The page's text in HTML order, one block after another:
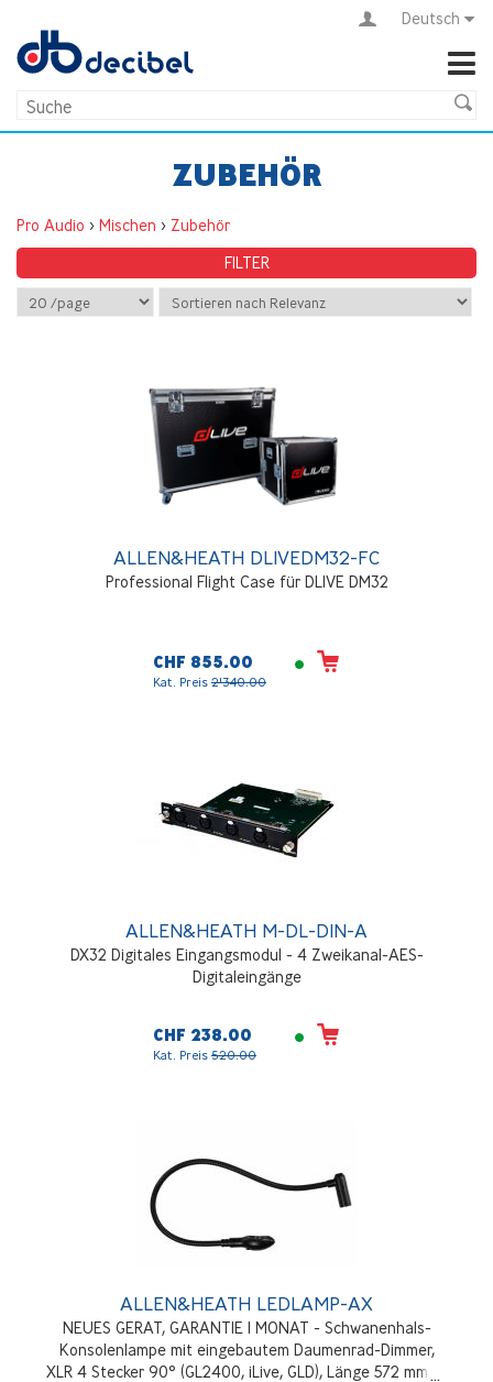
Deutsch
ZUBEHÖR
Pro Audio > Mischen > Zubehör
FILTER
ALLEN&HEATH DLIVEDM32-FC
Professional Flight Case für DLIVE DM32
CHF 855.00
Kat. Preis 2'340.00
ALLEN&HEATH M-DL-DIN-A
DX32 Digitales Eingangsmodul - 4 Zweikanal-AES-
Digitaleingänge
CHF 238.00
Kat. Preis 520.00
ALLEN&HEATH LEDLAMP-AX
NEUES GERAT, GARANTIE 1 MONAT - Schwanenhals-
Konsolenlampe mit eingebautem Daumenrad-Dimmer,
XLR 4 Stecker 90° (GL2400, iLive, GLD), Länge 572 mm, 12